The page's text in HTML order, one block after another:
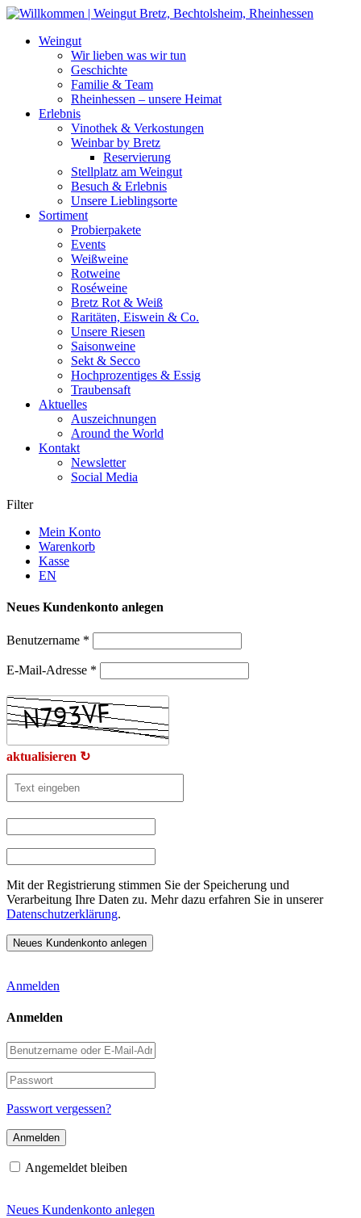
Weiter
Inhalt
Weingut
Wir lieben was wir tun
Geschichte
Familie & Team
Rheinhessen – unsere Heimat
Erlebnis
Vinothek & Verkostungen
Weinbar by Bretz
Reservierung
Stellplatz am Weingut
Besuch & Erlebnis
Unsere Lieblingsorte
Sortiment
Probierpakete
Events
Weißweine
Rotweine
Roséweine
Bretz Rot & Weiß
Raritäten, Eiswein & Co.
Unsere Riesen
Saisonweine
Sekt & Secco
Hochprozentiges & Essig
Traubensaft
Aktuelles
Auszeichnungen
Around the World
Kontakt
Newsletter
Social Media
Filter
Mein Konto
Warenkorb
Kasse
EN
Neues Kundenkonto anlegen
Benutzername *
E-Mail-Adresse *
aktualisieren ↻
Mit der Registrierung stimmen Sie der Speicherung und
Verarbeitung Ihre Daten zu. Mehr dazu erfahren Sie in unserer
Datenschutzerklärung.
Anmelden
Anmelden
Benutzername
oder
E-
Mail-
Adresse
Passwort
Passwort vergessen?
Angemeldet bleiben
Neues Kundenkonto anlegen